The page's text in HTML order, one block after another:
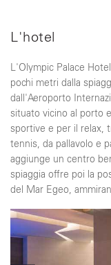
L'hotel
L'Olympic Palace
pochi metri dalla
dall'Aeroporto
situato vicino al porto
sportive e per il relax,
tennis, da pallavolo e
aggiunge un centro
spiaggia offre poi la
del Mar Egeo,